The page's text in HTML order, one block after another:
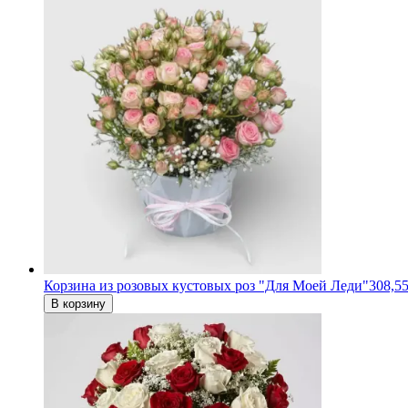
Корзина из розовых кустовых роз "Для Моей Леди"
В корзину